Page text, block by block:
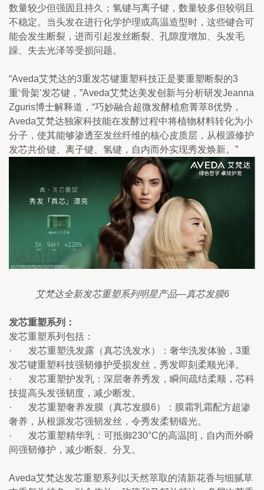
数量较少但强固且持久；氢键与离子键，数量较多但较弱且
不稳定。当头发在进行化学护理或高温造型时，这些键合可
能会发生断裂，进而引起发丝断裂、孔隙度增加、头发毛
躁、失去光泽等受损问题。
“Aveda艾梵达的3重发芯键重塑科技正是要重塑断裂的3
重‘骨架’发芯键，”Aveda艾梵达美发创新与分析研发Jeanna
Zguris博士解释道，“巧妙融合超微发酵植愈菁萃8优势，
Aveda艾梵达独家科技能在发酵过程中将植物材料转化为小
分子，使其能够渗透至发丝纤维的核心皮质层，从根源修护
发芯共价键、离子键、氢键，自内而外实现秀发焕新。”
艾梵达全新发芯重塑系列明星产品—真芯发膜6
发芯重塑系列：
发芯重塑系列包括：
·       发芯重塑洗发露（真芯洗发水）：奢华洗发体验，3重
发芯键重塑科技强韧修护受损发丝，秀发即刻柔顺光泽。
·       发芯重塑护发乳：深层奢养秀发，瞬间疏结柔顺，芯科
技提高头发强韧度，减少断发。
·       发芯重塑奢养发膜（真芯发膜6）：膜霜乳霜配方超渗
奢养，从根源发芯强韧发丝，令秀发柔韧锻光。
·       发芯重塑精华乳：可抵御230°C的高温[8]，自内而外瞬
间强韧修护，减少断裂、分叉。
Aveda艾梵达发芯重塑系列以天然萃取的清新花香与细腻草